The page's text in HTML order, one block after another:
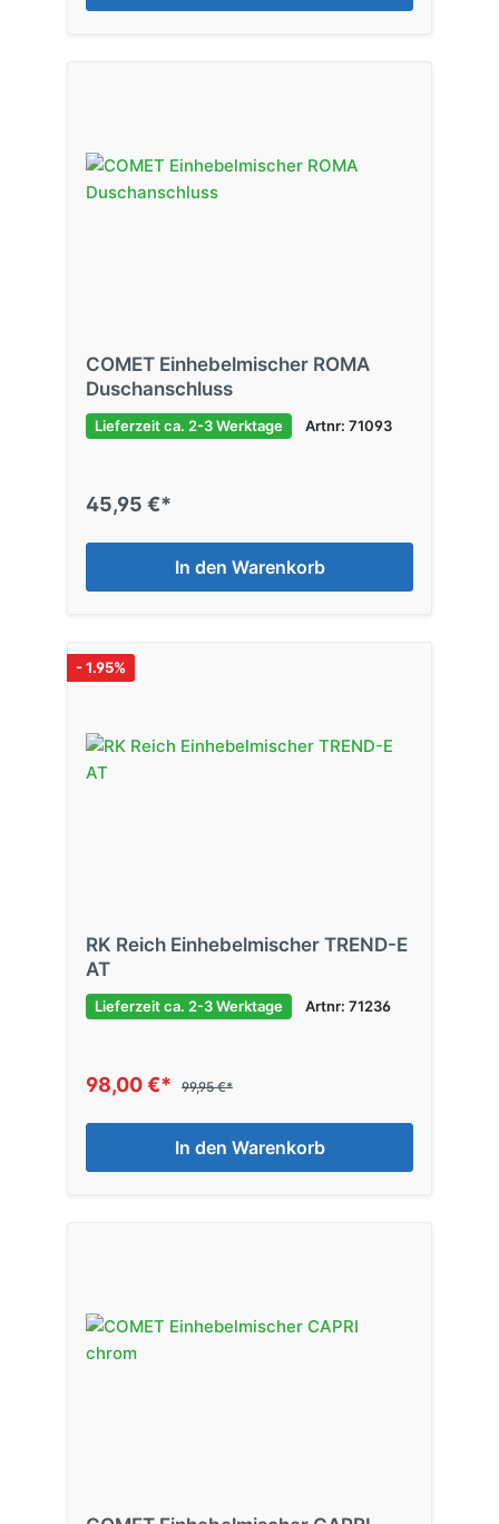
COMET Einhebelmischer ROMA
Duschanschluss
Lieferzeit ca. 2-3 Werktage Artnr: 71093
45,95 €*
In den Warenkorb
- 1.95%
RK Reich Einhebelmischer TREND-E
AT
Lieferzeit ca. 2-3 Werktage Artnr: 71236
98,00 €* 99,95 €*
In den Warenkorb